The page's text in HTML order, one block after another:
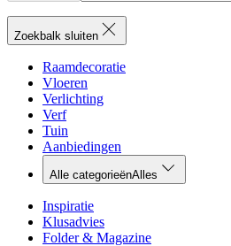
Zoekbalk sluiten
Raamdecoratie
Vloeren
Verlichting
Verf
Tuin
Aanbiedingen
Alle categorieënAlles
Inspiratie
Klusadvies
Folder & Magazine